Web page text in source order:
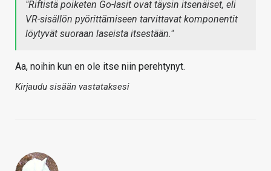
"Riftistä poiketen Go-lasit ovat täysin itsenäiset, eli
VR-sisällön pyörittämiseen tarvittavat komponentit
löytyvät suoraan laseista itsestään."
Aa, noihin kun en ole itse niin perehtynyt.
Kirjaudu sisään vastataksesi